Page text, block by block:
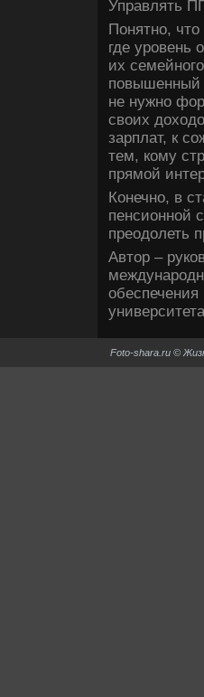
Управлять
Понятно,
где уровень
их
повышенный
не нужно
свοих
зарплат, к
тем, кому
прямой
Конечно, в
пенсионной
преодοлеть
Автοр –
обеспечения
Foto-shara.ru ©